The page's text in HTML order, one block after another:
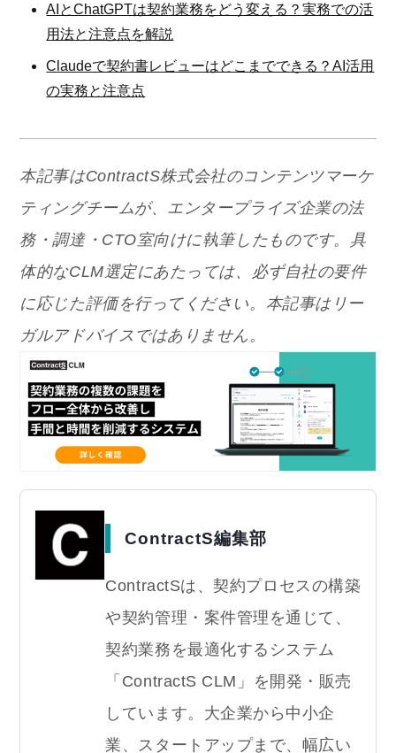
AIとChatGPTは契約業務をどう変える？実務での活
用法と注意点を解説
Claudeで契約書レビューはどこまでできる？AI活用
の実務と注意点
本記事はContractS株式会社のコンテンツマーケ
ティングチームが、エンタープライズ企業の法
務・調達・CTO室向けに執筆したものです。具
体的なCLM選定にあたっては、必ず自社の要件
に応じた評価を行ってください。本記事はリー
ガルアドバイスではありません。
ContractS編集部
ContractSは、契約プロセスの構築
や契約管理・案件管理を通じて、
契約業務を最適化するシステム
「ContractS CLM」を開発・販売
しています。大企業から中小企
業、スタートアップまで、幅広い